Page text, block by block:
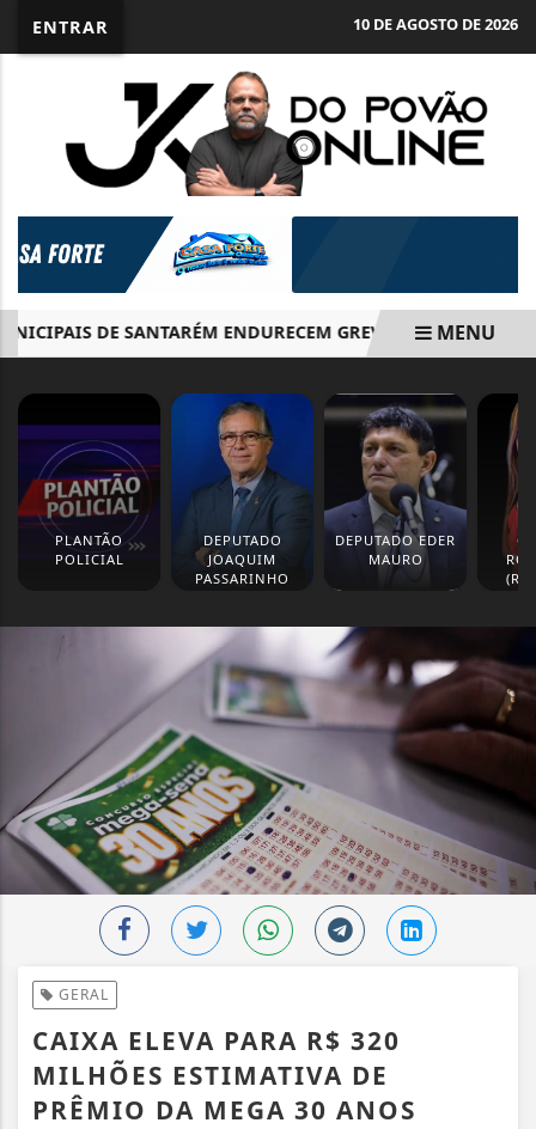
ENTRAR 10 DE AGOSTO DE 2026
DE SANTARÉM ENDURECEM GREVE E COBRAMMENU
PLANTÃO
POLICIAL
DEPUTADO
JOAQUIM
PASSARINHO
DEPUTADO EDER
MAURO
GERAL
CAIXA ELEVA PARA R$ 320
MILHÕES ESTIMATIVA DE
PRÊMIO DA MEGA 30 ANOS